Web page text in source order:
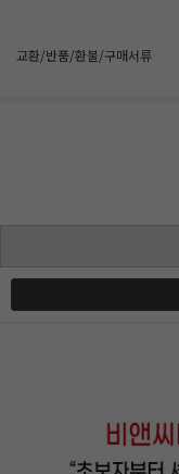
교환/반품/환불/구매서류